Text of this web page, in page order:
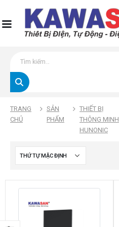
TRANG
CHỦ
SẢN
PHẨM
THIẾT BỊ
THÔNG MINH
HUNONIC